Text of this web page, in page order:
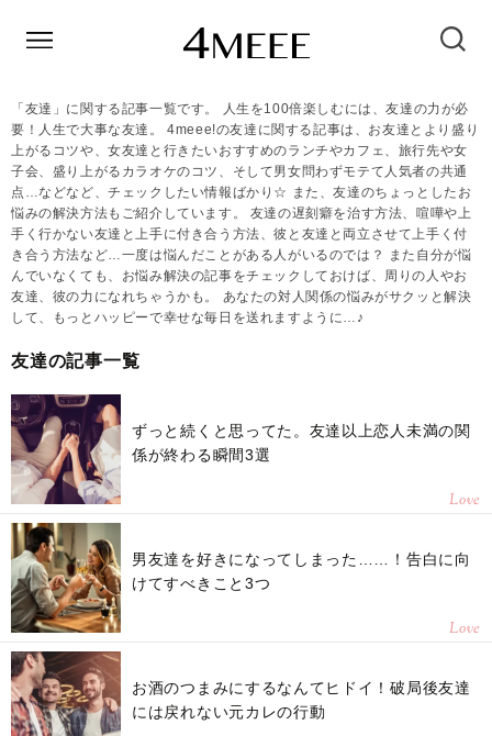
「友達」に関する記事一覧です。 人生を100倍楽しむには、友達の力が必
要！人生で大事な友達。 4meee!の友達に関する記事は、お友達とより盛り
上がるコツや、女友達と行きたいおすすめのランチやカフェ、旅行先や女
子会、盛り上がるカラオケのコツ、そして男女問わずモテて人気者の共通
点…などなど、チェックしたい情報ばかり☆ また、友達のちょっとしたお
悩みの解決方法もご紹介しています。 友達の遅刻癖を治す方法、喧嘩や上
手く行かない友達と上手に付き合う方法、彼と友達と両立させて上手く付
き合う方法など…一度は悩んだことがある人がいるのでは？ また自分が悩
んでいなくても、お悩み解決の記事をチェックしておけば、周りの人やお
友達、彼の力になれちゃうかも。 あなたの対人関係の悩みがサクッと解決
して、もっとハッピーで幸せな毎日を送れますように…♪
友達の記事一覧
ずっと続くと思ってた。友達以上恋人未満の関
係が終わる瞬間3選
Love
男友達を好きになってしまった……！告白に向
けてすべきこと3つ
Love
お酒のつまみにするなんてヒドイ！破局後友達
には戻れない元カレの行動